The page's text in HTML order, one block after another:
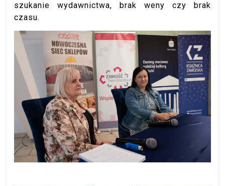
szukanie wydawnictwa, brak weny czy brak
czasu.